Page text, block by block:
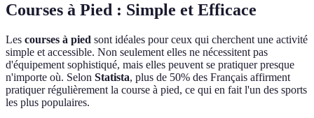
Courses à Pied : Simple et Efficace
Les courses à pied sont idéales pour ceux qui cherchent une activité
simple et accessible. Non seulement elles ne nécessitent pas
d'équipement sophistiqué, mais elles peuvent se pratiquer presque
n'importe où. Selon Statista, plus de 50% des Français affirment
pratiquer régulièrement la course à pied, ce qui en fait l'un des sports
les plus populaires.